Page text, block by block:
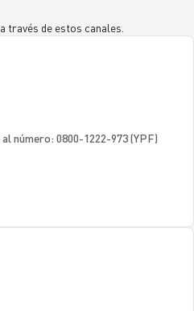
través de estos canales.
número: 0800-1222-973 (YPF)